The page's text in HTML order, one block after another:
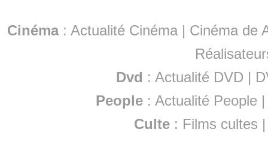
Cinéma: Actualité Cinéma | Cinéma de
Dvd : Actualité DVD |
People :Actualité People
Culte : Films cultes